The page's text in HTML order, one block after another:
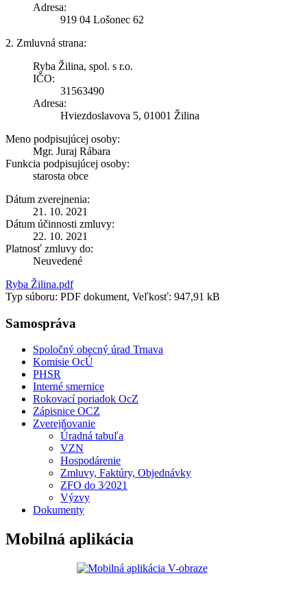
Adresa:
919 04 Lošonec 62
2. Zmluvná strana:
Ryba Žilina, spol. s r.o.
IČO:
31563490
Adresa:
Hviezdoslavova 5, 01001 Žilina
Meno podpisujúcej osoby:
Mgr. Juraj Rábara
Funkcia podpisujúcej osoby:
starosta obce
Dátum zverejnenia:
21. 10. 2021
Dátum účinnosti zmluvy:
22. 10. 2021
Platnosť zmluvy do:
Neuvedené
Ryba Žilina.pdf
Typ súboru: PDF dokument, Veľkosť: 947,91 kB
Samospráva
Spoločný obecný úrad Trnava
Komisie OcÚ
PHSR
Interné smernice
Rokovací poriadok OcZ
Zápisnice OCZ
Zverejňovanie
Úradná tabuľa
VZN
Hospodárenie
Zmluvy, Faktúry, Objednávky
ZFO do 3⁄2021
Výzvy
Dokumenty
Mobilná aplikácia